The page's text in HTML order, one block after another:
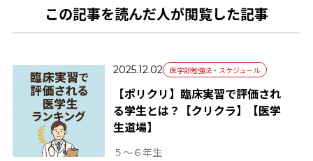
この記事を読んだ人が閲覧した記事
2025.12.02 医学部勉強法・スケジュール
【ポリクリ】臨床実習で評価され
る学生とは？【クリクラ】【医学
生道場】
５～６年生